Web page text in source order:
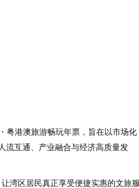
粤港澳旅游畅玩年票，旨在以市场化
流互通、产业融合与经济高质量发
湾区居民真正享受便捷实惠的文旅